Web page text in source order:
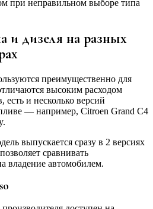
при неправильном выборе типа
и дизеля на разных
преимущественно для
высоким расходом
и несколько версий
— например, Citroen Grand C4
выпускается сразу в 2 версиях
сравнивать
владение автомобилем.